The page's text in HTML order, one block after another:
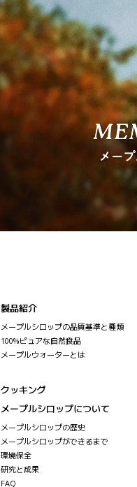
製品紹介
メープルシロップの品質基準と種類
100%ピュアな自然食品
メープルウォーターとは
クッキング
メープルシロップについて
メープルシロップの歴史
メープルシロップができるまで
環境保全
研究と成果
FAQ